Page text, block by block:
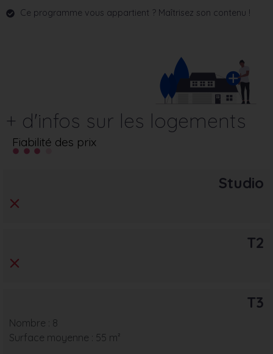
Ce programme vous appartient ? Maîtrisez son contenu !
+ d'infos sur les logements
Fiabilité des prix
Studio
T2
T3
Nombre : 8
Surface moyenne : 55 m²